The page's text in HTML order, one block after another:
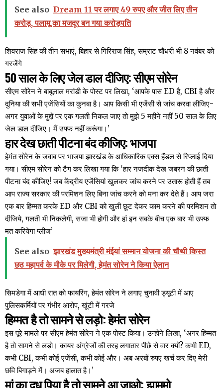
See also Dream 11 पर लगाए 49 रुपए और जीत लिए तीन
करोड़, पलामू का मजदूर बन गया करोड़पति
शिवराज सिंह की तीन सभाएं, बिहार से गिरिराज सिंह, सम्राट चौधरी भी 8 नवंबर को
गरजेंगे
50 साल के लिए जेल डाल दीजिए: सीएम सोरेन
सीएम सोरेन ने बाबूलाल मरांडी के पोस्ट पर लिखा, ‘आपके पास ED है, CBI है और
दुनिया की सभी एजेंसियों का कुनबा है। आप किसी भी एजेंसी से जांच करवा लीजिए-
अगर युवाओं के मुद्दों पर एक गलती निकल जाए तो मुझे 5 महीने नहीं 50 साल के लिए
जेल डाल दीजिए। मैं उफ्फ नहीं करूंगा।’
हार देख छाती पीटना बंद कीजिए: भाजपा
हेमंत सोरेन के जवाब पर भाजपा झारखंड के आधिकारिक एक्स हैंडल से रिप्लाई दिया
गया। सीएम सोरेन को टैग कर लिखा गया कि ‘हार नजदीक देख जबरन की छाती
पीटना बंद कीजिए! जब केंद्रीय एजेंसियां खुलकर जांच करने पर उतारू होती हैं तब
आप राज्य सरकार की परमिशन लिए बिना जांच करने को मना कर देते हैं। आप जरा
एक बार हिम्मत करके ED और CBI को खुली छूट देकर काम करने की परमिशन तो
दीजिये, गलती भी निकलेगी, सजा भी होगी और हां इन सबके बीच एक बार भी उफ्फ
मत करियेगा प्लीज’
See also झारखंड मुख्यमंत्री मंईयां सम्मान योजना की चौथी किस्त
छठ महापर्व के मौके पर मिलेगी, हेमंत सोरेन ने किया ऐलान
सिमडेगा में आधी रात को फायरिंग, हेमंत सोरेन ने लगाए चुनावी ड्यूटी में आए
पुलिसकर्मियों पर गंभीर आरोप, खूंटी में गरजे
हिम्मत है तो सामने से लड़ो: हेमंत सोरेन
इस पूरे मामले पर सीएम हेमंत सोरेन ने एक पोस्ट किया। उन्होंने लिखा, ‘अगर हिम्मत
है तो सामने से लड़ो। कायर अंग्रेजों की तरह लगातार पीछे से वार क्यों? कभी ED,
कभी CBI, कभी कोई एजेंसी, कभी कोई और। अब अरबों रुपए खर्च कर दिए मेरी
छवि बिगाड़ने में। अजब हालात है।’
मां का दूध पिया है तो सामने आ जाओ: झामुमो